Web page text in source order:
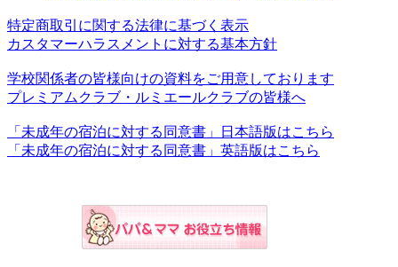
特定商取引に関する法律に基づく表示
カスタマーハラスメントに対する基本方針
学校関係者の皆様向けの資料をご用意しております
プレミアムクラブ・ルミエールクラブの皆様へ
「未成年の宿泊に対する同意書」日本語版はこちら
「未成年の宿泊に対する同意書」英語版はこちら